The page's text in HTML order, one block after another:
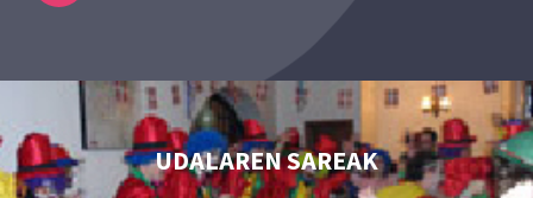
UDALAREN SAREAK